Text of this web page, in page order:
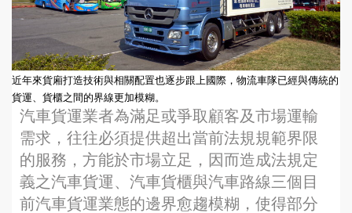
近年來貨廂打造技術與相關配置也逐步跟上國際，物流車隊已經與傳統的
貨運、貨櫃之間的界線更加模糊。
汽車貨運業者為滿足或爭取顧客及市場運輸
需求，往往必須提供超出當前法規規範界限
的服務，方能於市場立足，因而造成法規定
義之汽車貨運、汽車貨櫃與汽車路線三個目
前汽車貨運業態的邊界愈趨模糊，使得部分